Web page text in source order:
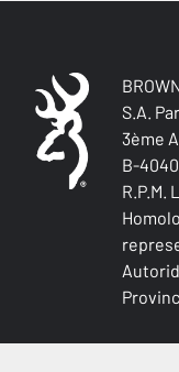
S.A.
3ème
B-
R.P.M.